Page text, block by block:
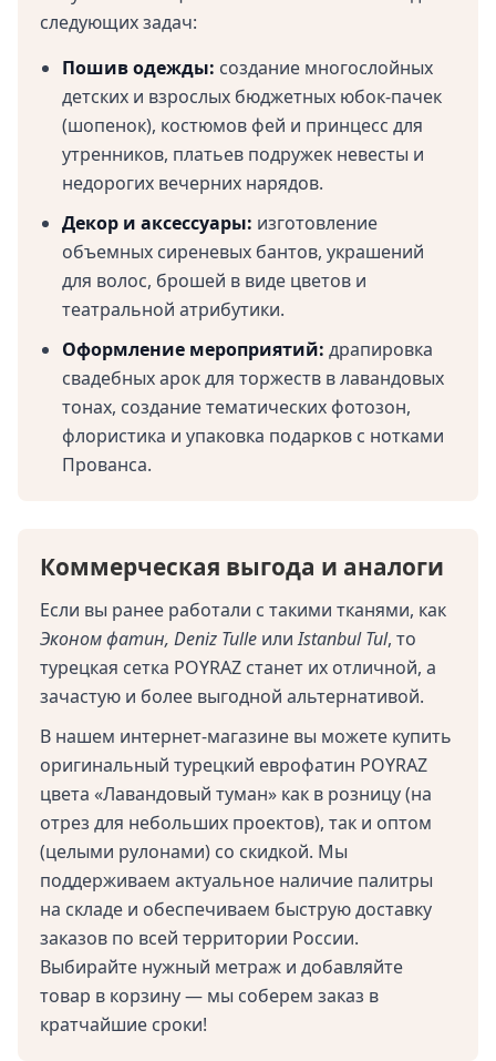
следующих задач:
Пошив одежды: создание многослойных
детских и взрослых бюджетных юбок-пачек
(шопенок), костюмов фей и принцесс для
утренников, платьев подружек невесты и
недорогих вечерних нарядов.
Декор и аксессуары: изготовление
объемных сиреневых бантов, украшений
для волос, брошей в виде цветов и
театральной атрибутики.
Оформление мероприятий: драпировка
свадебных арок для торжеств в лавандовых
тонах, создание тематических фотозон,
флористика и упаковка подарков с нотками
Прованса.
Коммерческая выгода и аналоги
Если вы ранее работали с такими тканями, как
Эконом фатин, Deniz Tulle илиIstanbul Tul, то
турецкая сетка POYRAZ станет их отличной, а
зачастую и более выгодной альтернативой.
В нашем интернет-магазине вы можете купить
оригинальный турецкий еврофатин POYRAZ
цвета «Лавандовый туман» как в розницу (на
отрез для небольших проектов), так и оптом
(целыми рулонами) со скидкой. Мы
поддерживаем актуальное наличие палитры
на складе и обеспечиваем быструю доставку
заказов по всей территории России.
Выбирайте нужный метраж и добавляйте
товар в корзину — мы соберем заказ в
кратчайшие сроки!